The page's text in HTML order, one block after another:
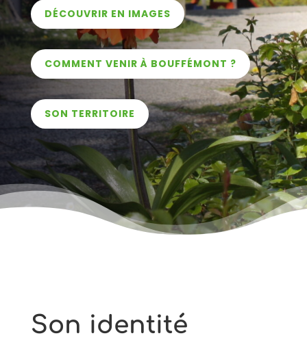
DÉCOUVRIR EN IMAGES
COMMENT VENIR À BOUFFÉMONT ?
SON TERRITOIRE
Son identité